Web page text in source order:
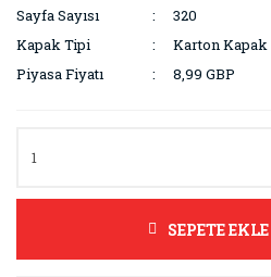
Sayfa Sayısı
320
Kapak Tipi
Karton Kapak
Piyasa Fiyatı
8,99 GBP
SEPETE EKLE